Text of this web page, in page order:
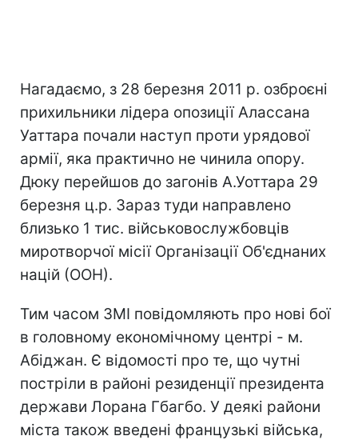
Нагадаємо, з 28 березня 2011 р. озброєні
прихильники лідера опозиції Алассана
Уаттара почали наступ проти урядової
армії, яка практично не чинила опору.
Дюку перейшов до загонів А.Уоттара 29
березня ц.р. Зараз туди направлено
близько 1 тис. військовослужбовців
миротворчої місії Організації Об'єднаних
націй (ООН).
Тим часом ЗМІ повідомляють про нові бої
в головному економічному центрі - м.
Абіджан. Є відомості про те, що чутні
постріли в районі резиденції президента
держави Лорана Гбагбо. У деякі райони
міста також введені французькі війська,